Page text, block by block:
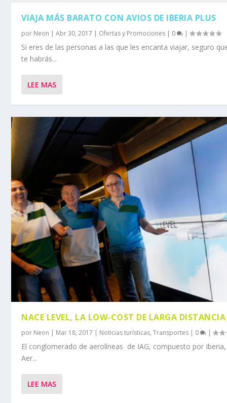
VIAJA MÁS BARATO CON AVIOS DE IBERIA PLUS
por Neon |Abr 30, 2017 | Ofertas y Promociones | 0 |
Si eres de las personas a las que les encanta viajar, seguro
te habrás...
LEE MAS
NACE LEVEL, LA LOW-COST DE LARGA DISTANCIA
por Neon | Mar 18, 2017 | Noticias turísticas,Transportes | 0 |
El conglomerado de aerolíneas de IAG, compuesto por
Aer...
LEE MAS